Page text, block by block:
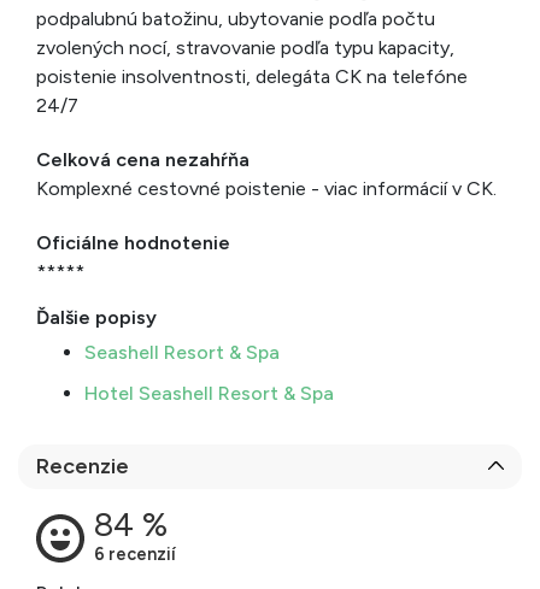
podpalubnú batožinu, ubytovanie podľa počtu
zvolených nocí, stravovanie podľa typu kapacity,
poistenie insolventnosti, delegáta CK na telefóne
24/7
Celková cena nezahŕňa
Komplexné cestovné poistenie - viac informácií v CK.
Oficiálne hodnotenie
*****
Ďalšie popisy
Seashell Resort & Spa
Hotel Seashell Resort & Spa
Recenzie